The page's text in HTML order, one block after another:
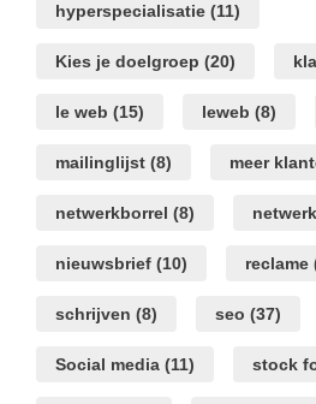
hyperspecialisatie (11)
Kies je doelgroep (20)
le web (15) leweb (8)
mailinglijst (8) meer
netwerkborrel (8)
nieuwsbrief (10) reclame
schrijven (8) seo (37)
Social media (11) stock